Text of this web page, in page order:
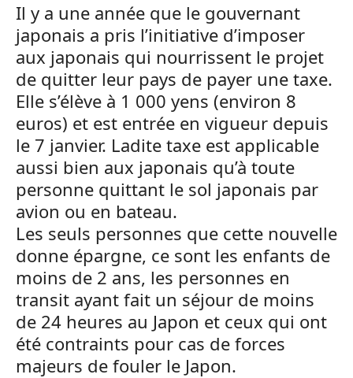
Il y a une année que le gouvernant
japonais a pris l’initiative d’imposer
aux japonais qui nourrissent le projet
de quitter leur pays de payer une taxe.
Elle s’élève à 1 000 yens (environ 8
euros) et est entrée en vigueur depuis
le 7 janvier. Ladite taxe est applicable
aussi bien aux japonais qu’à toute
personne quittant le sol japonais par
avion ou en bateau.
Les seuls personnes que cette nouvelle
donne épargne, ce sont les enfants de
moins de 2 ans, les personnes en
transit ayant fait un séjour de moins
de 24 heures au Japon et ceux qui ont
été contraints pour cas de forces
majeurs de fouler le Japon.